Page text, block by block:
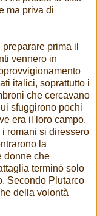
ma priva di
prima il
vennero in
italici, soprattutto i
che cercavano
sfuggirono pochi
era il loro campo.
romani si diressero
la
donne che
terminò solo
Secondo Plutarco
della volontà